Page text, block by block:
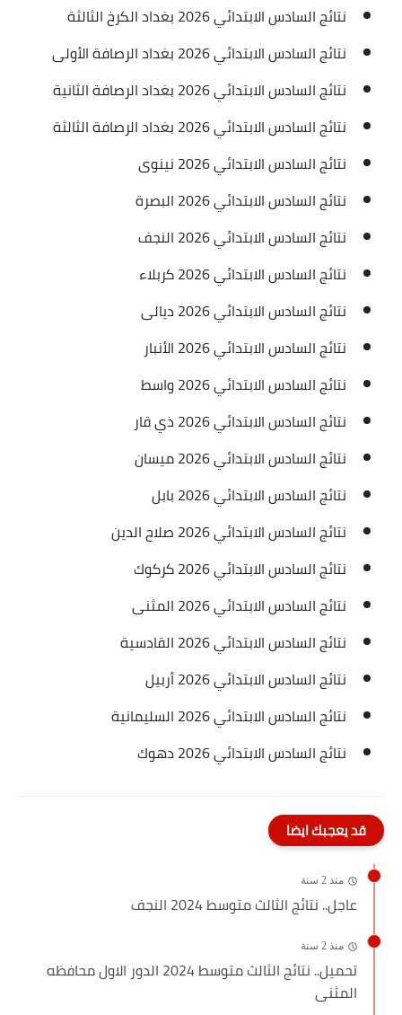
نتائج السادس الابتدائي 2026 بغداد الكرخ الثالثة
نتائج السادس الابتدائي 2026 بغداد الرصافة الأولى
نتائج السادس الابتدائي 2026 بغداد الرصافة الثانية
نتائج السادس الابتدائي 2026 بغداد الرصافة الثالثة
نتائج السادس الابتدائي 2026 نينوى
نتائج السادس الابتدائي 2026 البصرة
نتائج السادس الابتدائي 2026 النجف
نتائج السادس الابتدائي 2026 كربلاء
نتائج السادس الابتدائي 2026 ديالى
نتائج السادس الابتدائي 2026 الأنبار
نتائج السادس الابتدائي 2026 واسط
نتائج السادس الابتدائي 2026 ذي قار
نتائج السادس الابتدائي 2026 ميسان
نتائج السادس الابتدائي 2026 بابل
نتائج السادس الابتدائي 2026 صلاح الدين
نتائج السادس الابتدائي 2026 كركوك
نتائج السادس الابتدائي 2026 المثنى
نتائج السادس الابتدائي 2026 القادسية
نتائج السادس الابتدائي 2026 أربيل
نتائج السادس الابتدائي 2026 السليمانية
نتائج السادس الابتدائي 2026 دهوك
قد يعجبك ايضا
منذ 2 سنة
عاجل.. نتائج الثالث متوسط 2024 النجف
منذ 2 سنة
تحميل.. نتائج الثالث متوسط 2024 الدور الاول محافظه
المثنى